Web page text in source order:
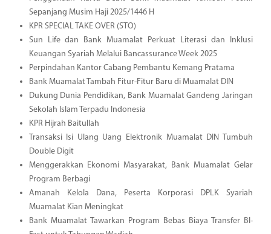
Sepanjang Musim Haji 2025/1446 H
KPR SPECIAL TAKE OVER (STO)
Sun Life dan Bank Muamalat Perkuat Literasi dan Inklusi
Keuangan Syariah Melalui Bancassurance Week 2025
Perpindahan Kantor Cabang Pembantu Kemang Pratama
Bank Muamalat Tambah Fitur-Fitur Baru di Muamalat DIN
Dukung Dunia Pendidikan, Bank Muamalat Gandeng Jaringan
Sekolah Islam Terpadu Indonesia
KPR Hijrah Baitullah
Transaksi Isi Ulang Uang Elektronik Muamalat DIN Tumbuh
Double Digit
Menggerakkan Ekonomi Masyarakat, Bank Muamalat Gelar
Program Berbagi
Amanah Kelola Dana, Peserta Korporasi DPLK Syariah
Muamalat Kian Meningkat
Bank Muamalat Tawarkan Program Bebas Biaya Transfer BI-